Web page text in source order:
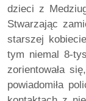
dzieci z
Stwarzając
starszej
tym niemal 8-
zorientowała
powiadomiła